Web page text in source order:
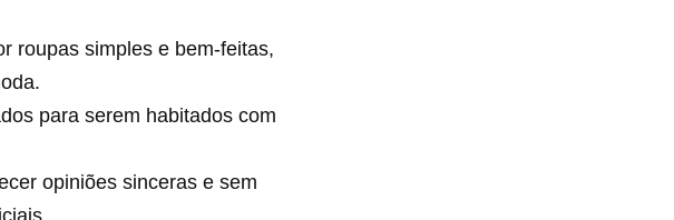
roupas simples e bem-feitas,
para serem habitados com
opiniões sinceras e sem